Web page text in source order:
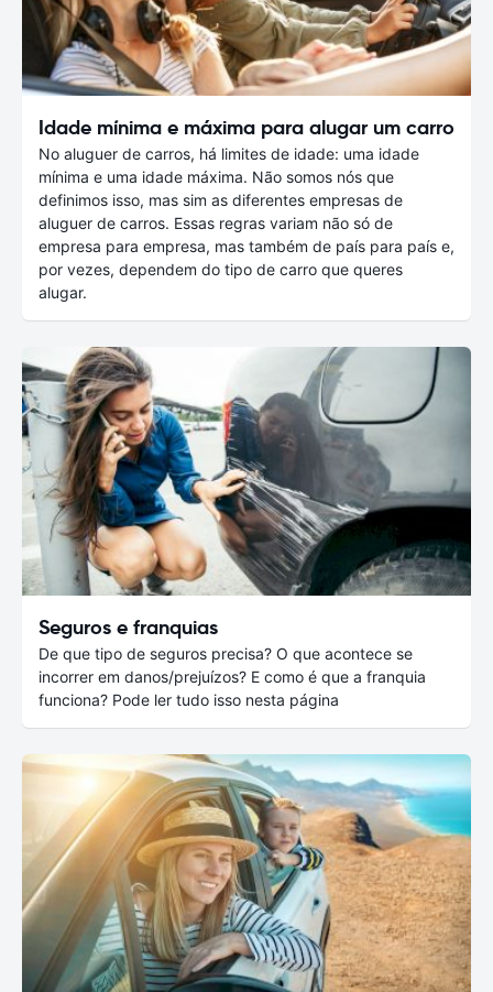
Idade mínima e máxima para alugar um carro
No aluguer de carros, há limites de idade: uma idade
mínima e uma idade máxima. Não somos nós que
definimos isso, mas sim as diferentes empresas de
aluguer de carros. Essas regras variam não só de
empresa para empresa, mas também de país para país e,
por vezes, dependem do tipo de carro que queres
alugar.
Seguros e franquias
De que tipo de seguros precisa? O que acontece se
incorrer em danos/prejuízos? E como é que a franquia
funciona? Pode ler tudo isso nesta página